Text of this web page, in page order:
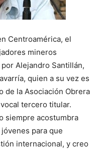
Centroamérica, el
mineros
Alejandro Santillán,
quien a su vez es
de la Asociación Obrera
tercero titular.
siempre acostumbra
para que
internacional, y creo